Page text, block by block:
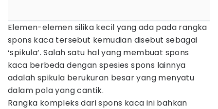
Elemen-elemen silika kecil yang ada pada rangka
spons kaca tersebut kemudian disebut sebagai
‘spikula’. Salah satu hal yang membuat spons
kaca berbeda dengan spesies spons lainnya
adalah spikula berukuran besar yang menyatu
dalam pola yang cantik.
Rangka kompleks dari spons kaca ini bahkan